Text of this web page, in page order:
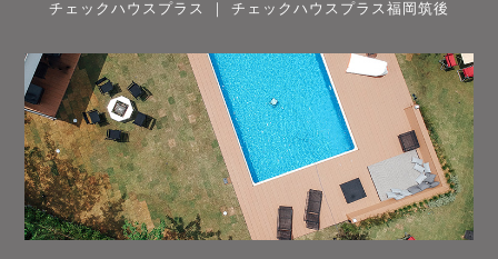
チェックハウスプラス ｜ チェックハウスプラス福岡筑後